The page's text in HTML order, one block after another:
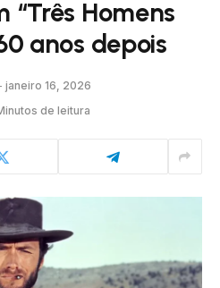
“Três Homens
anos depois
janeiro 16, 2026
de leitura